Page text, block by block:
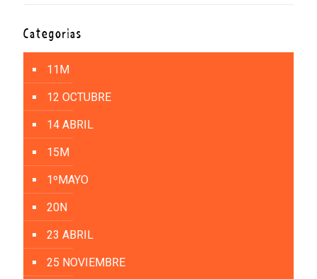
Categorías
11M
12 OCTUBRE
14 ABRIL
15M
1ºMAYO
20N
23 ABRIL
25 NOVIEMBRE